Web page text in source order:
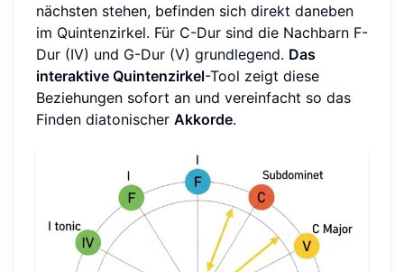
nächsten stehen, befinden sich direkt daneben
im Quintenzirkel. Für C-Dur sind die Nachbarn F-
Dur (IV) und G-Dur (V) grundlegend. Das
interaktive Quintenzirkel-Tool zeigt diese
Beziehungen sofort an und vereinfacht so das
Finden diatonischer Akkorde.